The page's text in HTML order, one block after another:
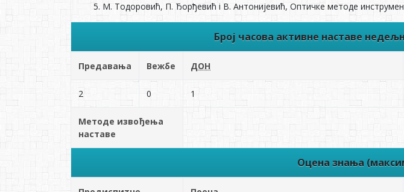
M. Тодоровић, П. Ђорђевић i В. Антонијевић, Оптичке методе
Број часова активне наставе
Предавања Вежбе ДОН
2 0 1
Методе извођења
наставе
Оцена знања